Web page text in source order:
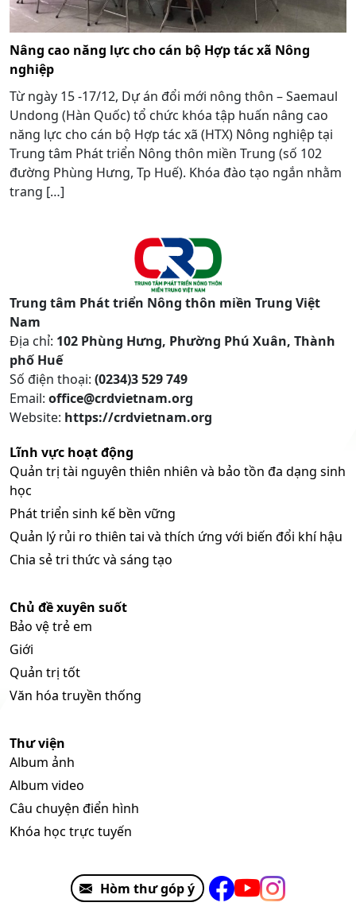
Nâng cao năng lực cho cán bộ Hợp tác xã Nông
nghiệp
Từ ngày 15 -17/12, Dự án đổi mới nông thôn – Saemaul
Undong (Hàn Quốc) tổ chức khóa tập huấn nâng cao
năng lực cho cán bộ Hợp tác xã (HTX) Nông nghiệp tại
Trung tâm Phát triển Nông thôn miền Trung (số 102
đường Phùng Hưng, Tp Huế). Khóa đào tạo ngắn nhằm
trang […]
Trung tâm Phát triển Nông thôn miền Trung Việt
Nam
Địa chỉ: 102 Phùng Hưng, Phường Phú Xuân, Thành
phố Huế
Số điện thoại: (0234)3 529 749
Email: office@crdvietnam.org
Website: https://crdvietnam.org
Lĩnh vực hoạt động
Quản trị tài nguyên thiên nhiên và bảo tồn đa dạng sinh
học
Phát triển sinh kế bền vững
Quản lý rủi ro thiên tai và thích ứng với biến đổi khí hậu
Chia sẻ tri thức và sáng tạo
Chủ đề xuyên suốt
Bảo vệ trẻ em
Giới
Quản trị tốt
Văn hóa truyền thống
Thư viện
Album ảnh
Album video
Câu chuyện điển hình
Khóa học trực tuyến
Hòm thư góp ý